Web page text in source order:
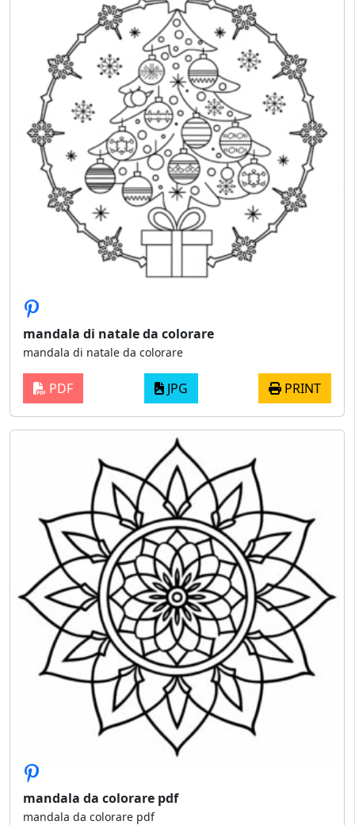
mandala di natale da colorare
mandala di natale da colorare
PDF JPG PRINT
mandala da colorare pdf
mandala da colorare pdf